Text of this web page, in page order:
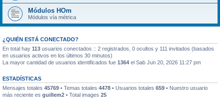
Módulos HOm
Módulos vía métrica
¿QUIÉN ESTÁ CONECTADO?
En total hay 113 usuarios conectados :: 2 registrados, 0 ocultos y 111 invitados (basados
en usuarios activos en los últimos 30 minutos)
La mayor cantidad de usuarios identificados fue 1364 el Sab Jun 20, 2026 11:27 pm
ESTADÍSTICAS
Mensajes totales 45769 • Temas totales 4478 • Usuarios totales 659 • Nuestro usuario
más reciente es guillem2 • Total images 25